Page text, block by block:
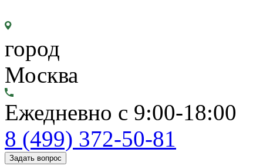
город
Москва
Ежедневно с 9:00-18:00
8 (499) 372-50-81
Задать вопрос